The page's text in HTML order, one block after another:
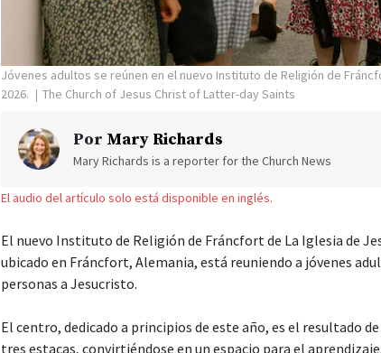
Jóvenes adultos se reúnen en el nuevo Instituto de Religión de
2026.
The Church of Jesus Christ of Latter-day Saints
Por Mary Richards
Mary Richards is a reporter for the Church News
El audio del artículo solo está disponible en inglés.
El nuevo Instituto de Religión de Fráncfort de La Iglesia de
ubicado en Fráncfort, Alemania, está reuniendo a jóvenes
personas a Jesucristo.
El centro, dedicado a principios de este año, es el resultado
tres estacas, convirtiéndose en un espacio para el